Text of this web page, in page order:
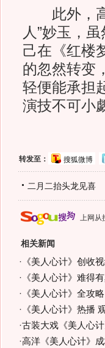
此外，高
人”妙玉，
己在《红楼
的忽然转变
轻便能承担
演技不可小
转发至： 搜狐微博
二月二抬头龙见喜
上网从
相关新闻
· 《美人心计》创收
· 《美人心计》难得
· 《美人心计》全攻
· 《美人心计》热播
·古装大戏《美人心
·高洋《美人心计》